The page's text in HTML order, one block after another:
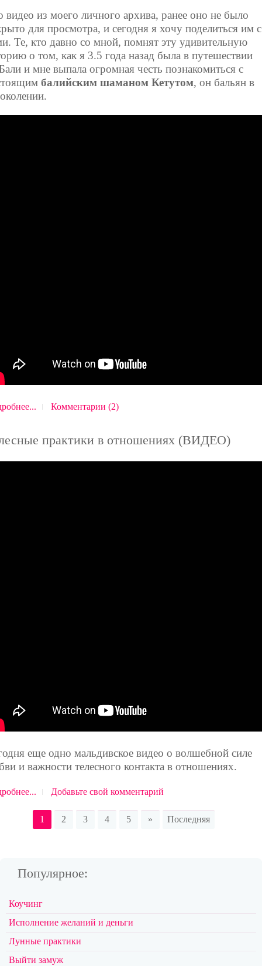
видео из моего личного архива, ранее оно не было
для просмотра, и сегодня я хочу поделиться им с
Те, кто давно со мной, помнят эту удивительную
о том, как я 3.5 года назад была в путешествии
и мне выпала огромная честь познакомиться с
балийским шаманом Кетутом, он бальян в
Комментарии (2)
практики в отношениях (ВИДЕО)
еще одно мальдивское видео о волшебной силе
и важности телесного контакта в отношениях.
Добавьте свой комментарий
1 2 3 4 5 » Последняя
Популярное:
Коучинг
Исполнение желаний и деньги
Лунные практики
Выйти замуж